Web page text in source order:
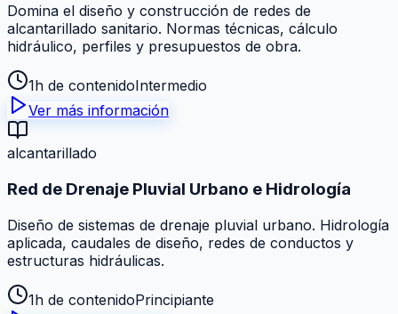
Domina el diseño y construcción de redes de
alcantarillado sanitario. Normas técnicas, cálculo
hidráulico, perfiles y presupuestos de obra.
1h de contenidoIntermedio
Ver más información
alcantarillado
Red de Drenaje Pluvial Urbano e Hidrología
Diseño de sistemas de drenaje pluvial urbano. Hidrología
aplicada, caudales de diseño, redes de conductos y
estructuras hidráulicas.
1h de contenidoPrincipiante